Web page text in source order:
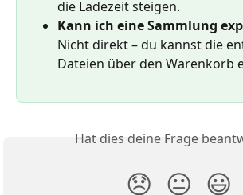
die Ladezeit steigen.
Kann ich eine Sammlung
Nicht direkt – du kannst die
Dateien über den Warenkorb
Hat dies deine Frage
😞 😐 😃